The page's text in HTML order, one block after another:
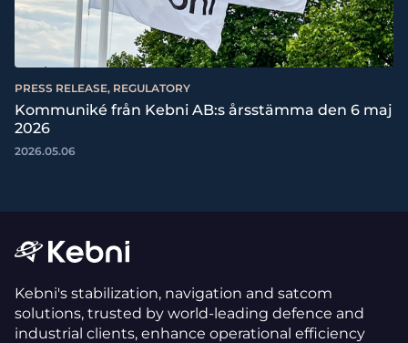
PRESS RELEASE, REGULATORY
Kommuniké från Kebni AB:s årsstämma den 6 maj
2026
2026.05.06
Kebni's stabilization, navigation and satcom
solutions, trusted by world-leading defence and
industrial clients, enhance operational efficiency